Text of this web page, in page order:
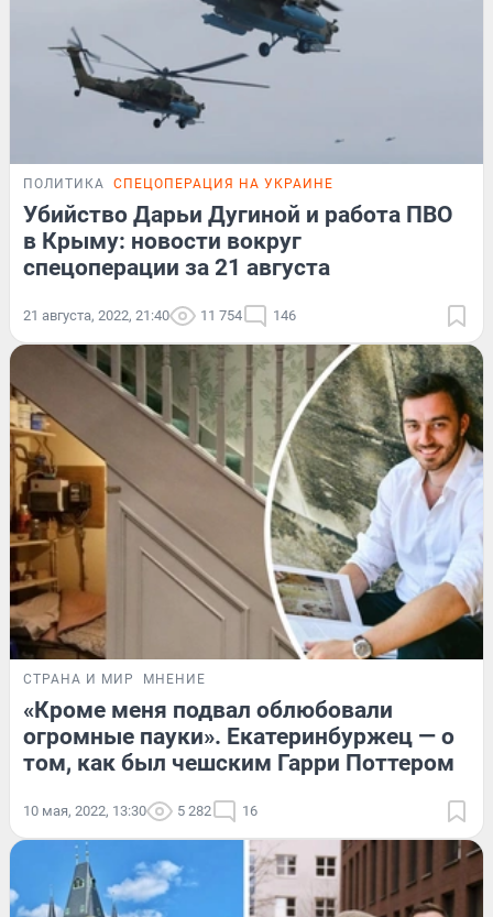
ПОЛИТИКА СПЕЦОПЕРАЦИЯ НА УКРАИНЕ
Убийство Дарьи Дугиной и работа ПВО
в Крыму: новости вокруг
спецоперации за 21 августа
21 августа, 2022, 21:40 11 754 146
СТРАНА И МИР МНЕНИЕ
«Кроме меня подвал облюбовали
огромные пауки». Екатеринбуржец — о
том, как был чешским Гарри Поттером
10 мая, 2022, 13:30 5 282 16